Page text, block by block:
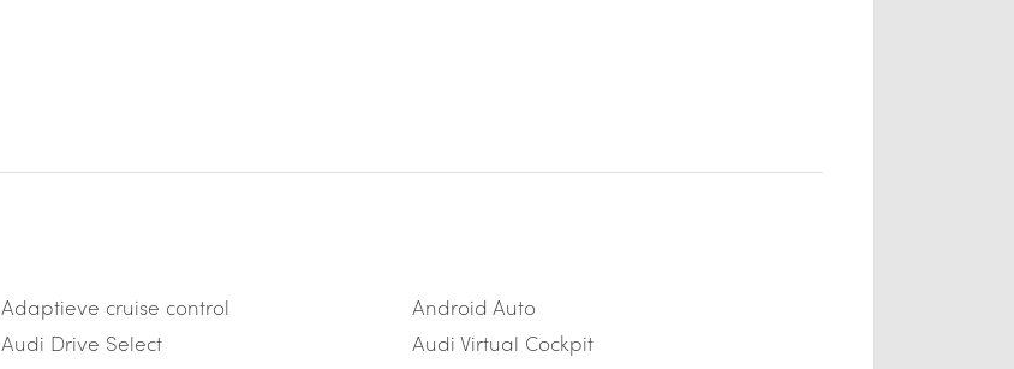
Adaptieve cruise control
Android Auto
Audi Drive Select
Audi Virtual Cockpit